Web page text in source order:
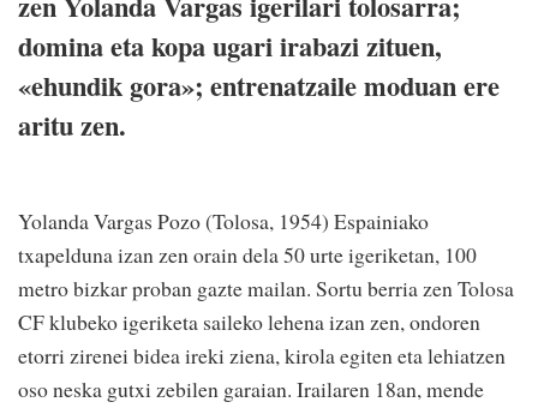
domina eta kopa ugari irabazi zituen,
«ehundik gora»; entrenatzaile moduan ere
aritu zen.
Yolanda Vargas Pozo (Tolosa, 1954) Espainiako
txapelduna izan zen orain dela 50 urte igeriketan, 100
metro bizkar proban gazte mailan. Sortu berria zen Tolosa
CF klubeko igeriketa saileko lehena izan zen, ondoren
etorri zirenei bidea ireki ziena, kirola egiten eta lehiatzen
oso neska gutxi zebilen garaian. Irailaren 18an, mende